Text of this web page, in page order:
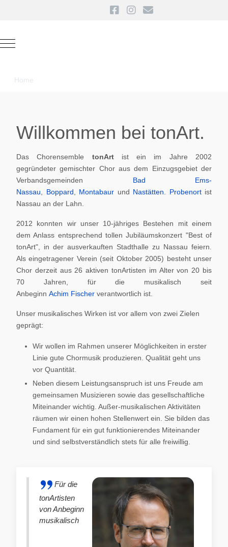
Mobile Menu Toggle
Home
Willkommen bei tonArt.
Das Chorensemble tonArt ist ein im Jahre 2002
gegründeter gemischter Chor aus dem Einzugsgebiet der
Verbandsgemeinden Bad Ems-
Nassau
Boppard Montabaur und Nastätten Probenortist
Nassau an der Lahn.
2012 konnten wir unser 10-jähriges Bestehen mit einem
dem Anlass entsprechend tollen Jubiläumskonzert "Best of
tonArt", in der ausverkauften Stadthalle zu Nassau feiern.
Als eingetragener Verein (seit Oktober 2005) besteht unser
Chor derzeit aus 26 aktiven tonArtisten im Alter von 20 bis
70 Jahren, für die musikalisch seit
Anbeginn Achim Fischer verantwortlich ist.
Unser musikalisches Wirken ist vor allem von zwei Zielen
geprägt:
Wir wollen im Rahmen unserer Möglichkeiten in erster
Linie gute Chormusik produzieren. Qualität geht uns
vor Quantität.
Neben diesem Leistungsanspruch ist uns Freude am
gemeinsamen Musizieren sowie das gesellschaftliche
Miteinander wichtig. Außer-musikalischen Aktivitäten
räumen wir einen hohen Stellenwert ein. Sie bilden das
Fundament für ein gut funktionierendes Miteinander
und sind selbstverständlich stets für alle freiwillig.
Für die
tonArtisten
von Anbeginn
musikalisch